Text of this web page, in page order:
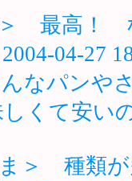
最高！
04-27
なパンや
しくて安い
＞ 種類が